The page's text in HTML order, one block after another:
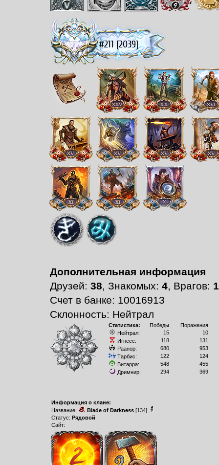
#211 [2039]
Дополнительная информация
Друзей: 38, Знакомых: 4, Врагов: 1
Счет в банке: 10016913
Склонность: Нейтрал
Статистика: Победы
Поражения
Нейтрал:
15
10
Игнесс:
118
131
Раанор:
680
953
Тарбис:
122
124
Витарра:
548
455
Дримнир:
294 369
Информация о клане:
Название:
Blade of Darkness[134]
Статус: Рядовой
Сайт: